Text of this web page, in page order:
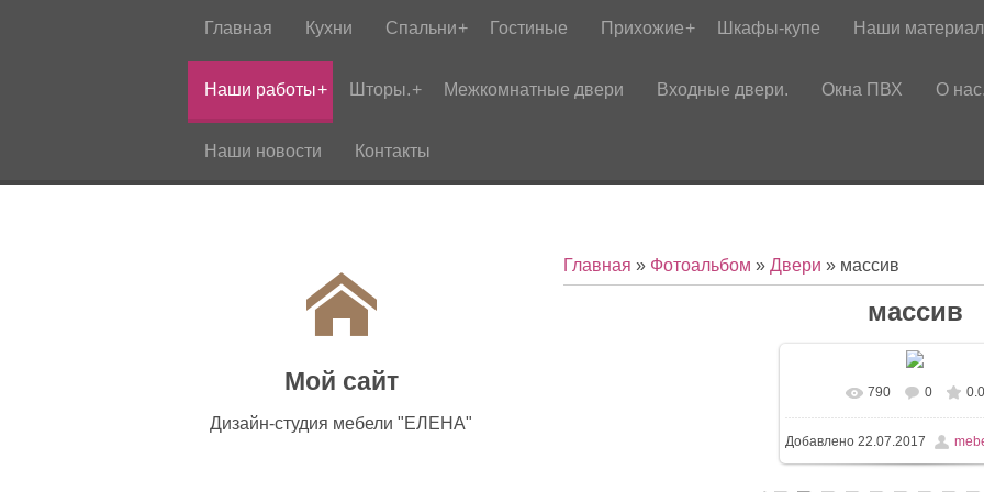
Главная Кухни Спальни Гостиные Прихожие Шкафы-купе Наши
Наши работы Шторы. Межкомнатные двери Входные двери. Окна ПВХ О нас.
Наши новости Контакты
Мой сайт
Дизайн-студия мебели "ЕЛЕНА"
Главная » Фотоальбом » Двери » массив
массив
790 0 0.0
Добавлено22.07.2017